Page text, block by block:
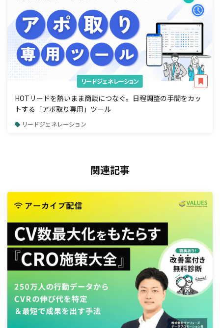
リードジェネレーション
HOTリードを熱いまま商談につなぐ。日程調整の手間をカッ
トする「アポ取り専用」ツール
リードジェネレーション
関連記事